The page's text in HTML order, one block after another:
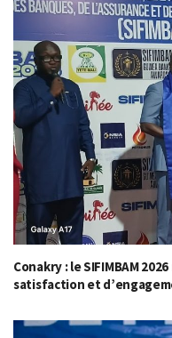
Conakry : le SIFIMBAM
satisfaction et